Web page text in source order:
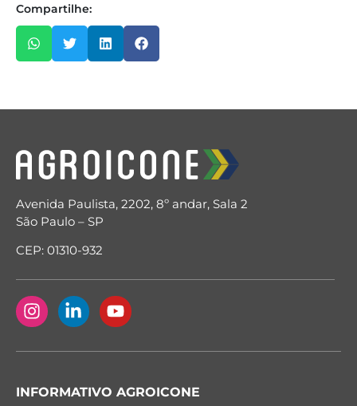
Compartilhe:
Avenida Paulista, 2202, 8º andar, Sala 2
São Paulo – SP
CEP: 01310-932
INFORMATIVO AGROICONE